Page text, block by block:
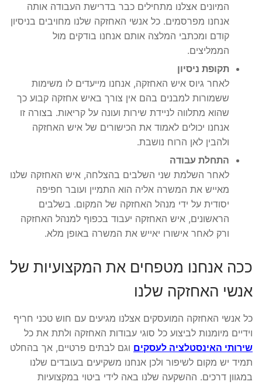
המיונים אצלנו מתחילים כבר בדרישת העבודה אותה
אנחנו מפרסמים. כל אנשי האחזקה שלנו מחויבים בניסיון
קודם ומכתבי המלצה אותם אנחנו בודקים מול
הממליצים.
תקופת ניסיון
לאחר גיוס איש האחזקה, אנחנו מייעדים לו משימות
ששמורות למבנים בהם אין צורך באיש אחזקה קבוע כך
שהוא מתלווה לניידת שירות ועונה על קריאות. בצורה זו
אנחנו יכולים לאמוד את הכישורים של איש האחזקה
ולהבין לאן הרוח נושבת.
התחלת עבודה
לאחר השלמת שני השלבים בהצלחה, איש האחזקה שלנו
מאייש את המשרה אליה הוא התמיין ועובר חפיפה
יסודית על ידי מנהל האחזקה של המקום. בשלבים
הראשונים, איש האחזקה יעבוד בכפוף למנהל האחזקה
ורק לאחר אישורו יאייש את המשרה באופן מלא.
ככה אנחנו מטפחים את המקצועיות של
אנשי האחזקה שלנו
כל אנשי האחזקה המועסקים אצלנו מגיעים עם חוש טכני חריף
וידיים מיומנות לביצוע כל סוגי עבודות האחזקה ולתת את כל
שירותי האינסטלציה לעסקים וגם לבתים פרטיים, אך בהחלט
תמיד יש מקום לשיפור ולכן אנחנו משקיעים בעובדים שלנו
במגוון דרכים. ההשקעה שלנו באה לידי ביטוי במקצועיות